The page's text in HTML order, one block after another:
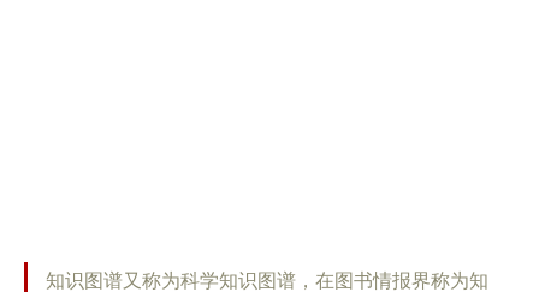
知识图谱又称为科学知识图谱，在图书情报界称为知